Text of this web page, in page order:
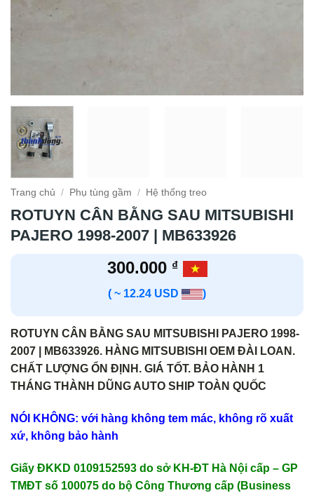
Trang chủ / Phụ tùng gầm / Hệ thống treo
ROTUYN CÂN BẰNG SAU MITSUBISHI
PAJERO 1998-2007 | MB633926
300.000 ₫
( ~ 12.24 USD )
ROTUYN CÂN BẰNG SAU MITSUBISHI PAJERO 1998-
2007 | MB633926. HÀNG MITSUBISHI OEM ĐÀI LOAN.
CHẤT LƯỢNG ỔN ĐỊNH. GIÁ TỐT. BẢO HÀNH 1
THÁNG THÀNH DŨNG AUTO SHIP TOÀN QUỐC
NÓI KHÔNG: với hàng không tem mác, không rõ xuất
xứ, không bảo hành
Giấy ĐKKD 0109152593 do sở KH-ĐT Hà Nội cấp – GP
TMĐT số 100075 do bộ Công Thương cấp (Business